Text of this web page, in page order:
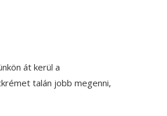
át kerül a
talán jobb megenni,